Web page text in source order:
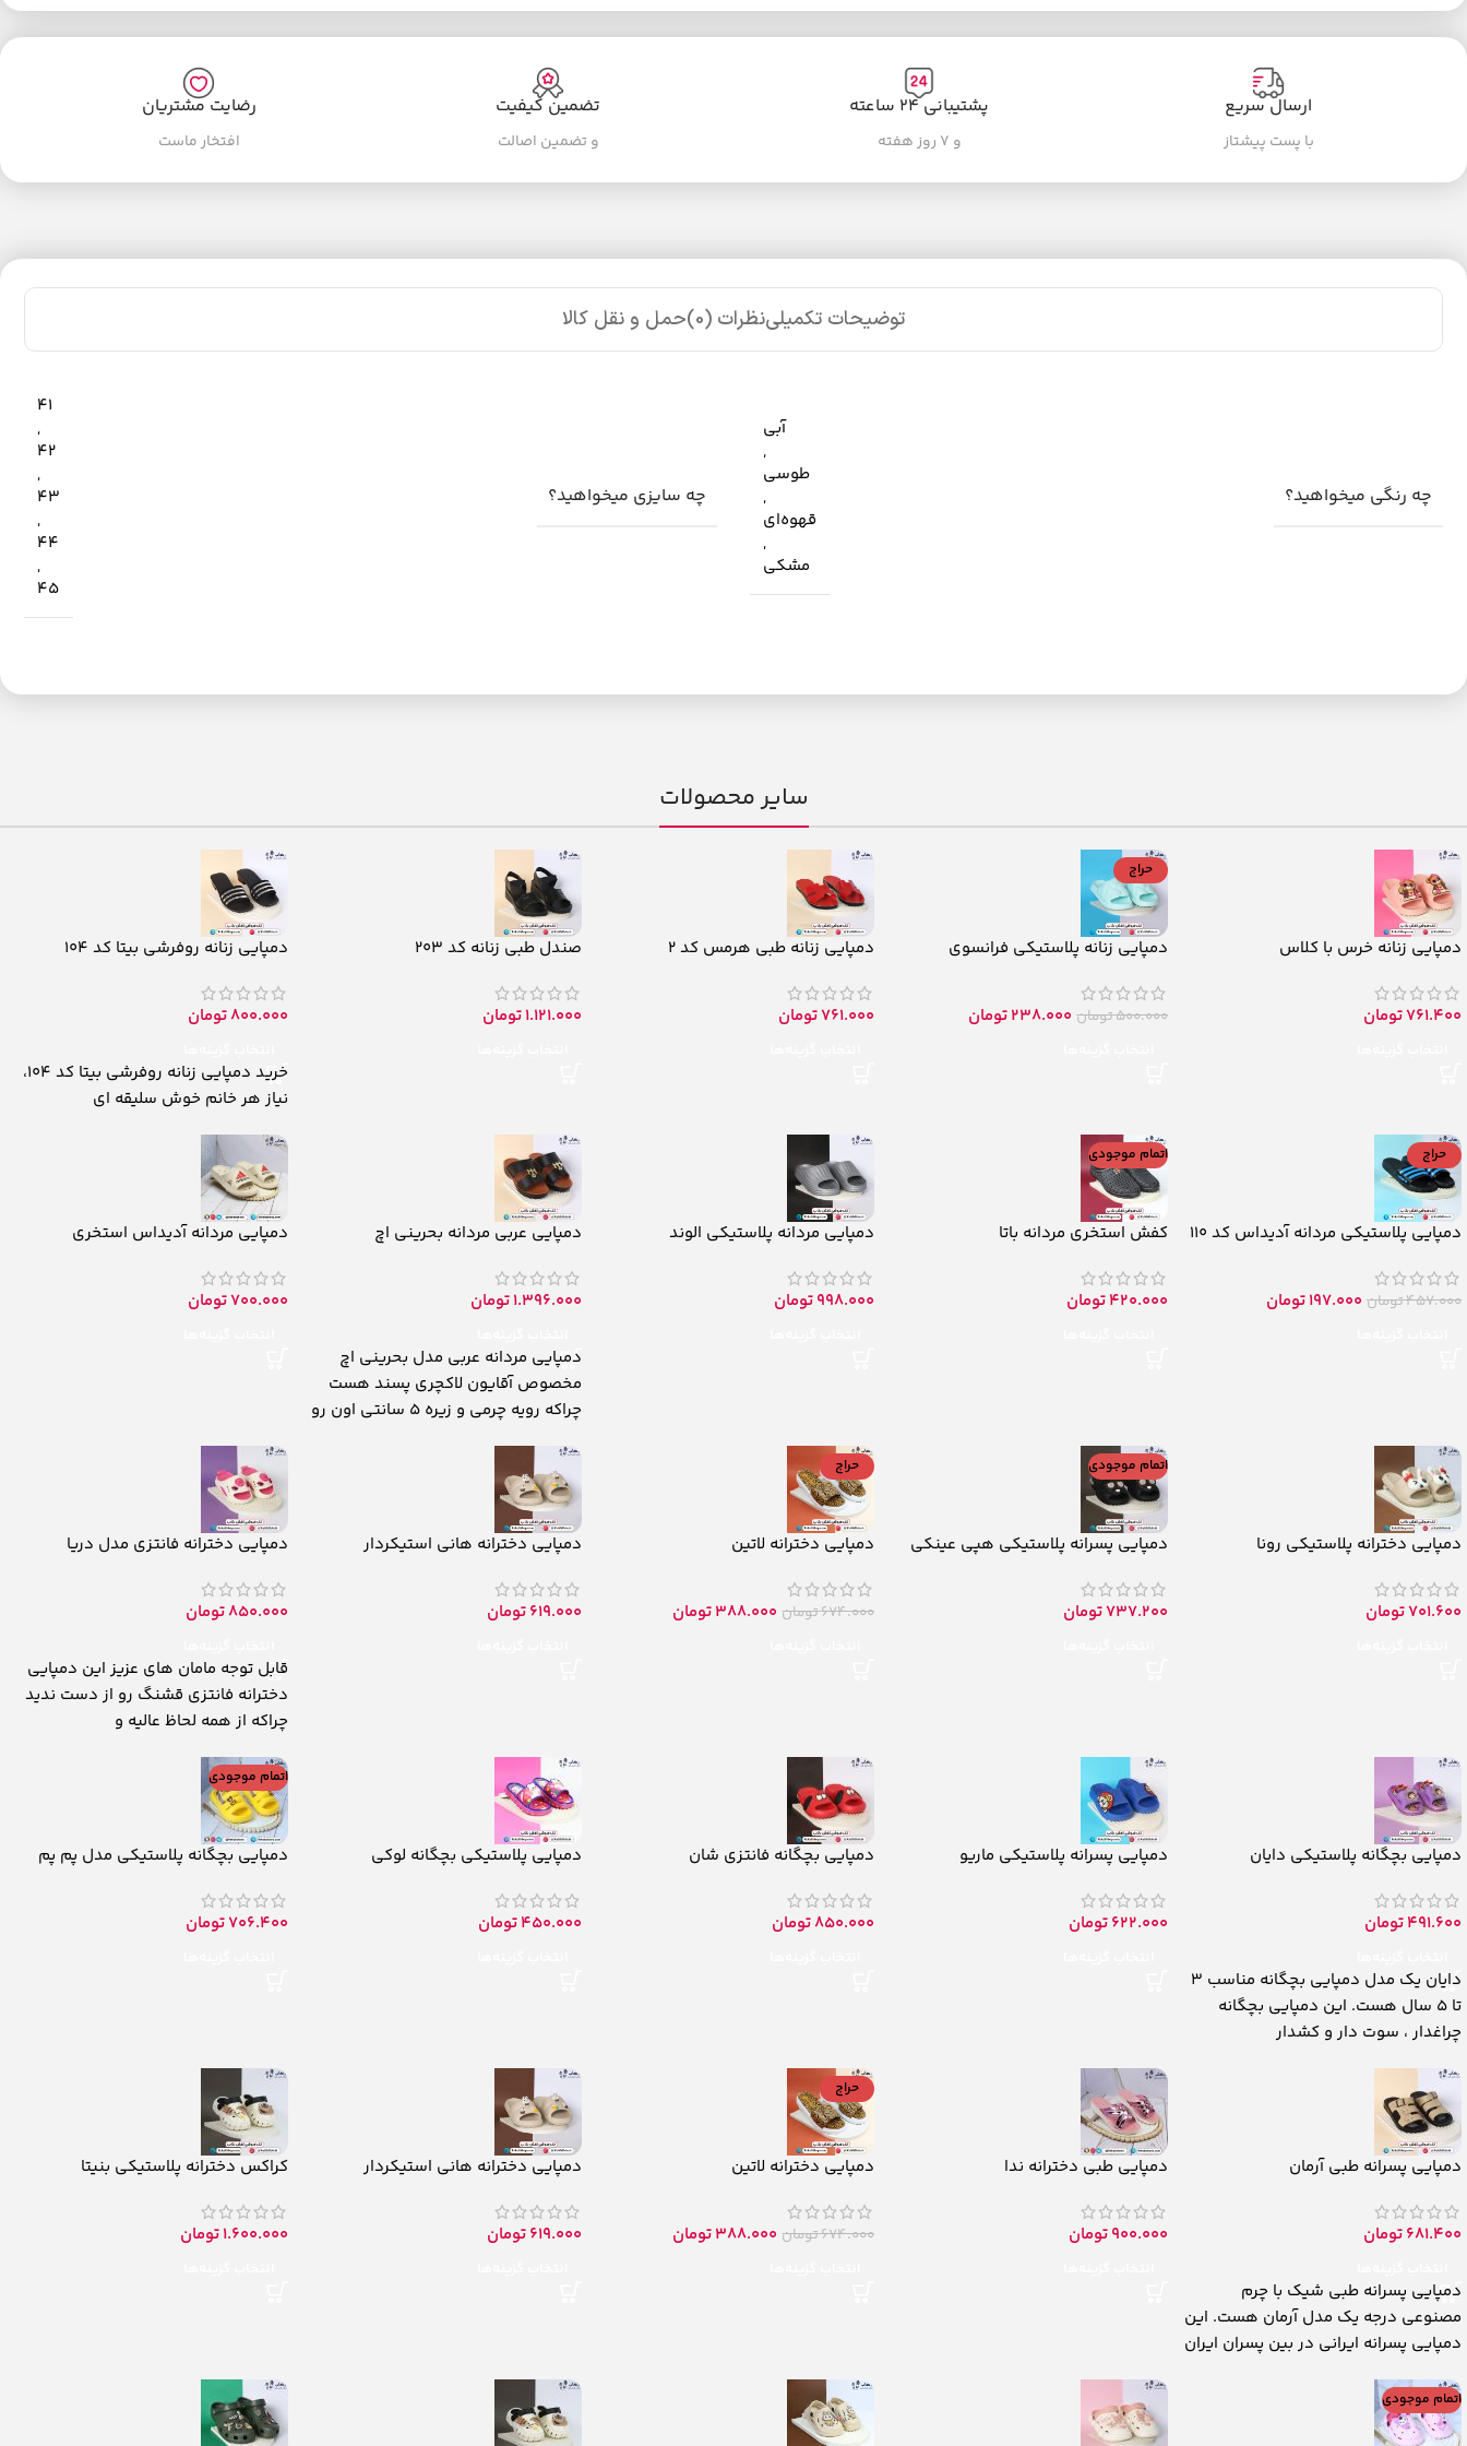
ارسال سریع
با پست پیشتاز
پشتیبانی ۲۴ ساعته
و ۷ روز هفته
تضمین کیفیت
و تضمین اصالت
رضایت مشتریان
افتخار ماست
توضیحات تکمیلینظرات (0) حمل و نقل کالا
چه رنگی میخواهید؟
آبی
,
طوسی
,
قهوه‌ای
,
مشکی
چه سایزی میخواهید؟
41
,
42
,
43
,
44
,
45
سایر محصولات
دمپایی زنانه خرس با کلاس
761.400تومان
حراج
دمپایی زنانه پلاستیکی فرانسوی
500.000تومان 238.000تومان
دمپایی زنانه طبی هرمس کد 2
761.000تومان
صندل طبی زنانه کد 203
1.121.000تومان
دمپایی زنانه روفرشی بیتا کد 104
800.000تومان
خرید دمپایی زنانه روفرشی بیتا کد 104،
نیاز هر خانم خوش سلیقه ای
حراج
دمپایی پلاستیکی مردانه آدیداس کد 110
457.000تومان 197.000تومان
اتمام موجودی
کفش استخری مردانه باتا
420.000تومان
دمپایی مردانه پلاستیکی الوند
998.000تومان
دمپایی عربی مردانه بحرینی اچ
1.396.000تومان
دمپایی مردانه عربی مدل بحرینی اچ
مخصوص آقایون لاکچری پسند هست
چراکه رویه چرمی و زیره 5 سانتی اون رو
دمپایی مردانه آدیداس استخری
700.000تومان
دمپایی دخترانه پلاستیکی رونا
701.600تومان
اتمام موجودی
دمپایی پسرانه پلاستیکی هپی عینکی
737.200تومان
حراج
دمپایی دخترانه لاتین
674.000تومان 388.000تومان
دمپایی دخترانه هانی استیکردار
619.000تومان
دمپایی دخترانه فانتزی مدل دریا
850.000تومان
قابل توجه مامان های عزیز این دمپایی
دخترانه فانتزی قشنگ رو از دست ندید
چراکه از همه لحاظ عالیه و
دمپایی بچگانه پلاستیکی دایان
491.600تومان
دایان یک مدل دمپایی بچگانه مناسب 3
تا 5 سال هست. این دمپایی بچگانه
چراغدار ، سوت دار و کشدار
دمپایی پسرانه پلاستیکی ماریو
622.000تومان
دمپایی بچگانه فانتزی شان
850.000تومان
دمپایی پلاستیکی بچگانه لوکی
450.000تومان
اتمام موجودی
دمپایی بچگانه پلاستیکی مدل پم پم
706.400تومان
دمپایی پسرانه طبی آرمان
681.400تومان
دمپایی پسرانه طبی شیک با چرم
مصنوعی درجه یک مدل آرمان هست. این
دمپایی پسرانه ایرانی در بین پسران ایران
دمپایی طبی دخترانه ندا
900.000تومان
حراج
دمپایی دخترانه لاتین
674.000تومان 388.000تومان
دمپایی دخترانه هانی استیکردار
619.000تومان
کراکس دخترانه پلاستیکی بنیتا
1.600.000تومان
اتمام موجودی